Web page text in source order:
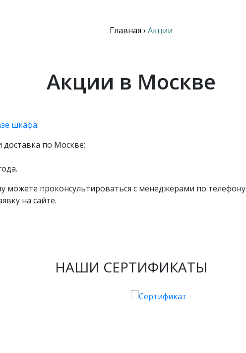
Главная › Акции
Акции в Москве
шкафа:
по Москве;
можете проконсультироваться с менеджерами по телефону
на сайте.
НАШИ СЕРТИФИКАТЫ